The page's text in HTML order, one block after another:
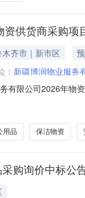
供货商采购项
齐市｜新市区
： 新疆博润物业服务
有限公司2026年物
用品 保洁物资
购询价中标公